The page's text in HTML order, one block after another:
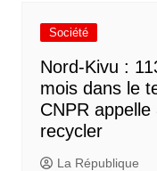
Société
Nord-Kivu :
mois dans le
CNPR
recycler
La République